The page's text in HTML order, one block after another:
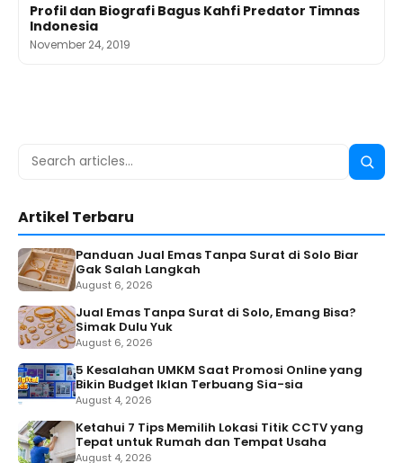
Profil dan Biografi Bagus Kahfi Predator Timnas
Indonesia
November 24, 2019
Search
Search
Artikel Terbaru
Panduan Jual Emas Tanpa Surat di Solo Biar
Gak Salah Langkah
August 6, 2026
Jual Emas Tanpa Surat di Solo, Emang Bisa?
Simak Dulu Yuk
August 6, 2026
5 Kesalahan UMKM Saat Promosi Online yang
Bikin Budget Iklan Terbuang Sia-sia
August 4, 2026
Ketahui 7 Tips Memilih Lokasi Titik CCTV yang
Tepat untuk Rumah dan Tempat Usaha
August 4, 2026